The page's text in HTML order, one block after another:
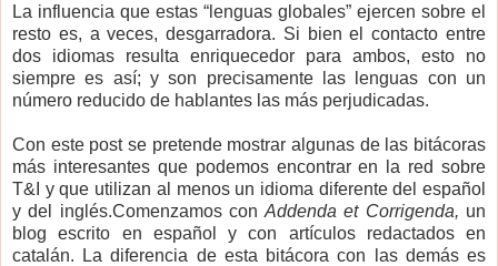
La influencia que estas “lenguas globales” ejercen sobre el
resto es, a veces, desgarradora. Si bien el contacto entre
dos idiomas resulta enriquecedor para ambos, esto no
siempre es así; y son precisamente las lenguas con un
número reducido de hablantes las más perjudicadas.
Con este post se pretende mostrar algunas de las bitácoras
más interesantes que podemos encontrar en la red sobre
T&I y que utilizan al menos un idioma diferente del español
y del inglés.Comenzamos conAddenda et Corrigenda, un
blog escrito en español y con artículos redactados en
catalán. La diferencia de esta bitácora con las demás es